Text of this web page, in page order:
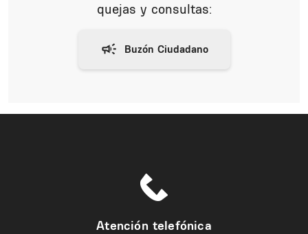
quejas y consultas:
Atención telefónica